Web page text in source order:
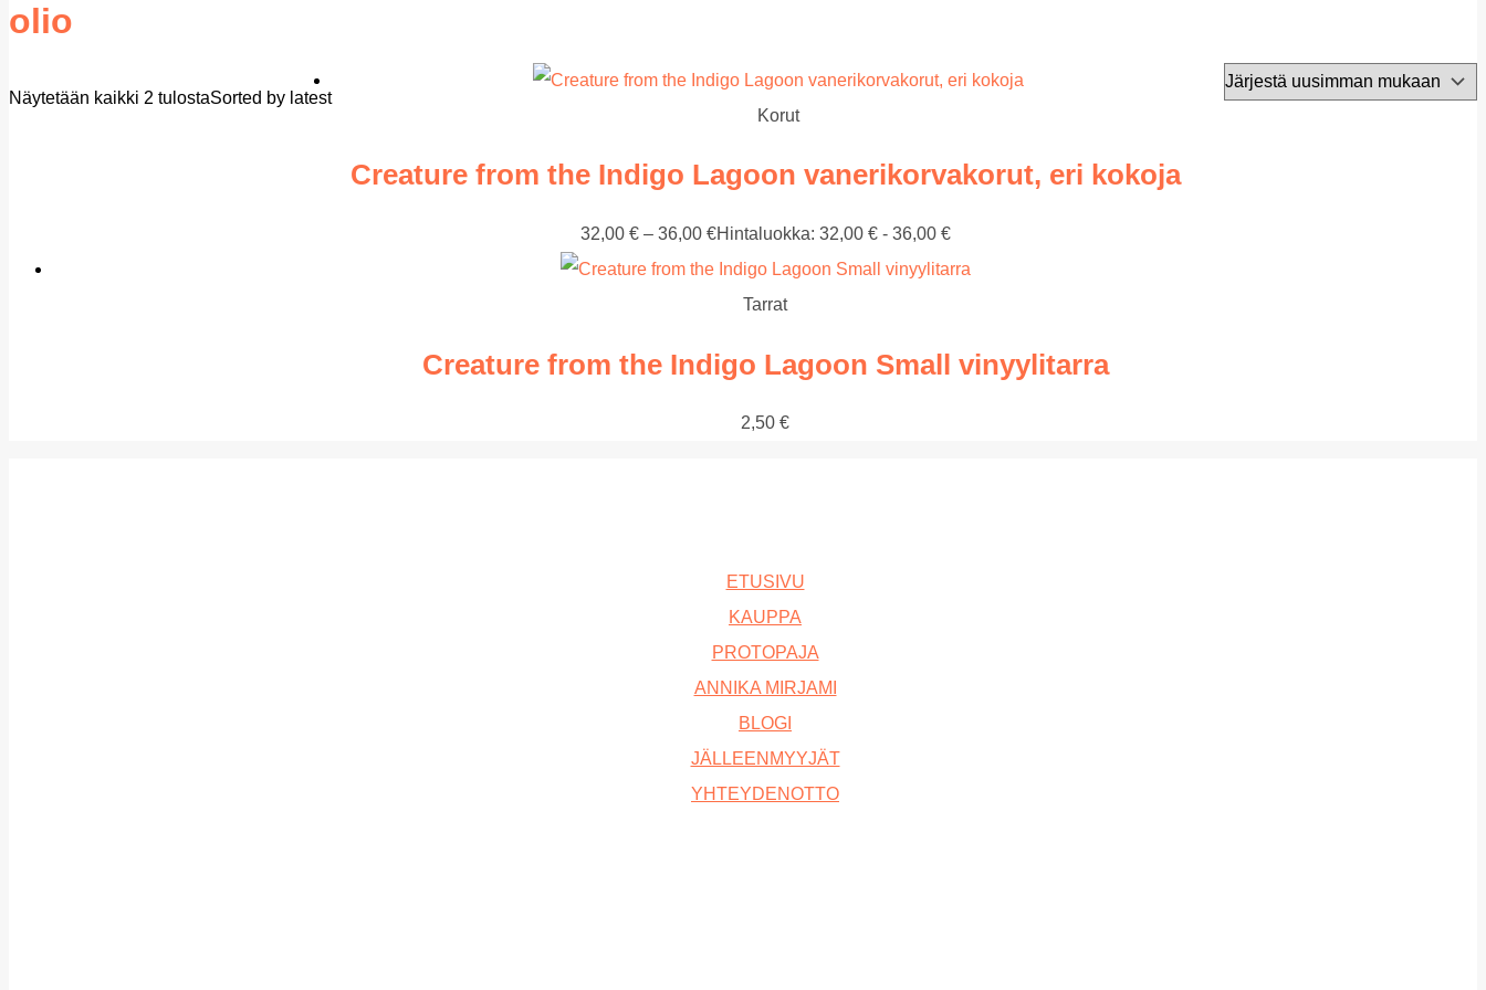
olio
Näytetään kaikki 2 tulostaSorted by latest
Korut
Creature from the Indigo Lagoon vanerikorvakorut, eri kokoja
32,00 € – 36,00 €Hintaluokka: 32,00 € - 36,00 €
Tarrat
Creature from the Indigo Lagoon Small vinyylitarra
2,50 €
ETUSIVU
KAUPPA
PROTOPAJA
ANNIKA MIRJAMI
BLOGI
JÄLLEENMYYJÄT
YHTEYDENOTTO